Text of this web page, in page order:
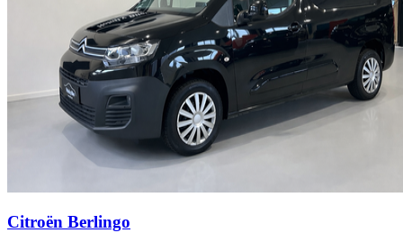
Citroën Berlingo